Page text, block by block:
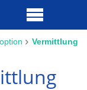
Vermittlung